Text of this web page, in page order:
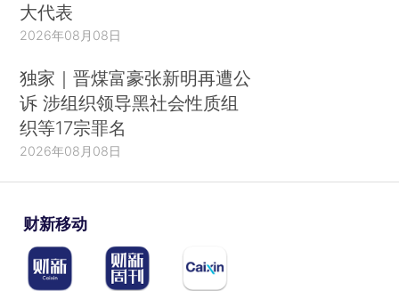
大代表
2026年08月08日
独家｜晋煤富豪张新明再遭公
诉 涉组织领导黑社会性质组
织等17宗罪名
2026年08月08日
财新移动